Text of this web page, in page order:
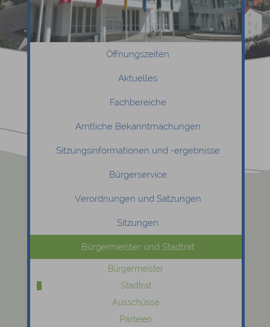
Öffnungszeiten
Aktuelles
Fachbereiche
Amtliche Bekanntmachungen
Sitzungsinformationen und -ergebnisse
Bürgerservice
Verordnungen und Satzungen
Sitzungen
Bürgermeister und Stadtrat
Bürgermeister
Stadtrat
Ausschüsse
Parteien